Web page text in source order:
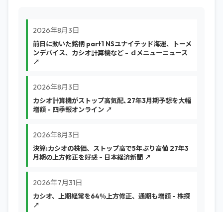
2026年8月3日
前日に動いた銘柄 part1 NSユナイテッド海運、トーメ
ンデバイス、カシオ計算機など - ｄメニューニュース
↗
2026年8月3日
カシオ計算機がストップ高気配､27年3月期予想を大幅
増額 - 四季報オンライン ↗
2026年8月3日
決算:カシオの株価、ストップ高で5年ぶり高値 27年3
月期の上方修正を好感 - 日本経済新聞 ↗
2026年7月31日
カシオ、上期経常を64％上方修正、通期も増額 - 株探
↗